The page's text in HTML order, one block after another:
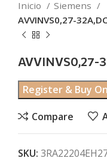
Inicio
Siemens
AVVINVS0,27-
AVVINVS0,27-
Register & Buy
Compare
SKU: